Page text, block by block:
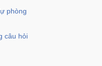
phòng
câu hỏi